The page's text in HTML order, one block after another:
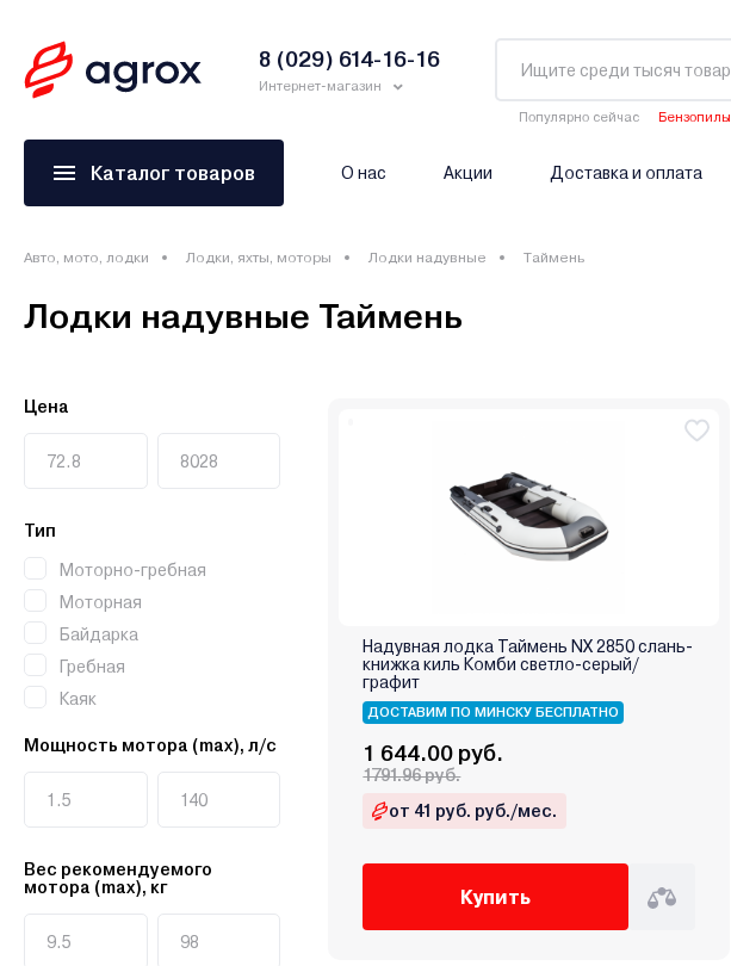
8 (029) 614-16-16
Интернет-магазин
Популярно сейчас Бензопилы
Каталог товаров О нас Акции Доставка и оплата
Авто, мото, лодки Лодки, яхты, моторы Лодки надувные Таймень
Лодки надувные Таймень
Цена
Тип
Моторно-гребная
Моторная
Байдарка
Гребная
Каяк
Мощность мотора (max), л/c
Вес рекомендуемого
мотора (max), кг
Надувная лодка Таймень NX 2850 слань-
книжка киль Комби светло-серый/
графит
ДОСТАВИМ ПО МИНСКУ БЕСПЛАТНО
1 644.00 руб.
1791.96 руб.
от 41 руб. руб./мес.
Купить